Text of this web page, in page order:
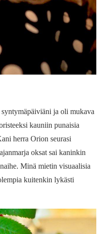
ja oli mukava
kauniin punaisia
herra Orion seurasi
oksat sai kaninkin
Minä mietin visuaalisia
kuitenkin lykästi